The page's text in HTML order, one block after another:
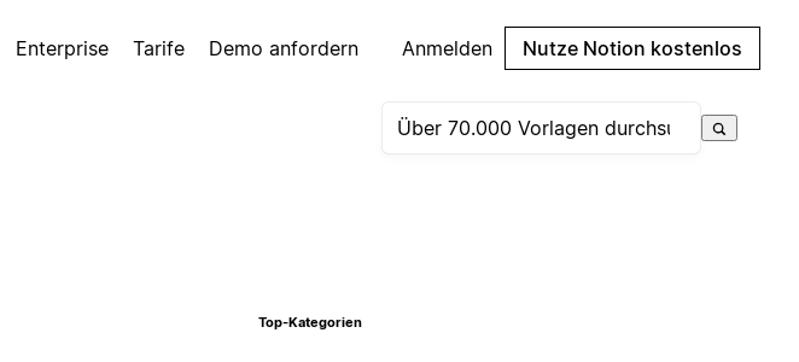
Enterprise Tarife Demo anfordern Anmelden Nutze Notion kostenlos
Top-Kategorien